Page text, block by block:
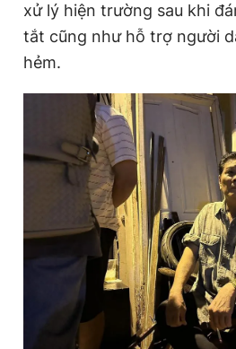
Đọc Thanh Niên trên điện thoại
Theo dõi báo trên
0906 645 777
Liên
0908
xử lý hiện trường sau khi
tắt cũng như hỗ trợ người
hẻm.